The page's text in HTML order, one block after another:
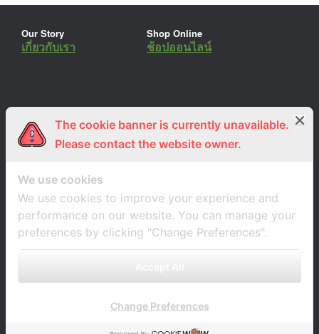
Our Story
เกี่ยวกับเรา
Shop Online
ช้อปออนไลน์
ร่วมงานกับเรา
สมัครงาน
Lemon Farm Cafe
ร้านอาหารอินทรีย์
The cookie banner is currently unavailable.
Please contact the website owner.
We use cookies
We use cookies to improve your experience and
performance on our website. You can manage your
preferences by clicking "Change Preferences".
Change Preferences